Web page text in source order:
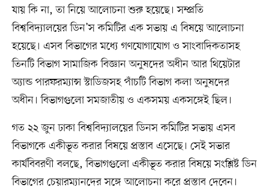
যায় কি না, তা নিয়ে আলোচনা শুরু হয়েছে। সম্প্রতি
বিশ্ববিদ্যালয়ের ডিন’স কমিটির এক সভায় এ বিষয়ে আলোচনা
হয়েছে। এসব বিভাগের মধ্যে গণযোগাযোগ ও সাংবাদিকতাসহ
তিনটি বিভাগ সামাজিক বিজ্ঞান অনুষদের অধীন আর থিয়েটার
অ্যান্ড পারফরম্যান্স স্টাডিজসহ পাঁচটি বিভাগ কলা অনুষদের
অধীন। বিভাগগুলো সমজাতীয় ও একসময় একসঙ্গেই ছিল।
গত ২২ জুন ঢাকা বিশ্ববিদ্যালয়ের ডিনস কমিটির সভায় এসব
বিভাগকে একীভূত করার বিষয়ে প্রস্তাব এসেছে। সেই সভার
কার্যবিবরণী বলছে, বিভাগগুলো একীভূত করার বিষয়ে সংশ্লিষ্ট ডিন
বিভাগের চেয়ারম্যানদের সঙ্গে আলোচনা করে প্রস্তাব দেবেন।